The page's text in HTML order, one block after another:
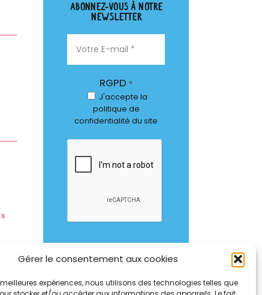
Gérer le consentement aux cookies
meilleures expériences, nous utilisons des technologies telles que
Abonnez-vous à notre
newsletter
RGPD *
J'accepte la
politique de
confidentialité du site